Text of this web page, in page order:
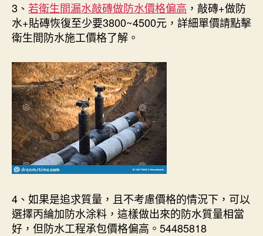
3、 若衛生間漏水敲磚做防水價格偏高 ，敲磚+做防
水+貼磚恢復至少要3800~4500元，詳細單價請點擊
衛生間防水施工價格了解。
4、如果是追求質量，且不考慮價格的情況下，可以
選擇丙綸加防水涂料，這樣做出來的防水質量相當
好，但防水工程承包價格偏高。54485818